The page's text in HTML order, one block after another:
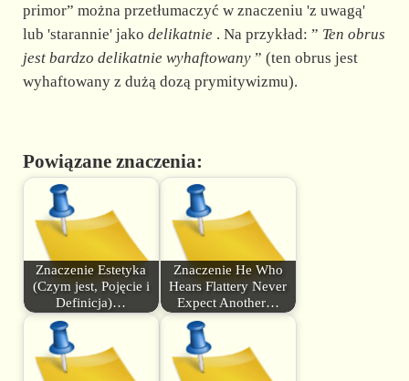
primor” można przetłumaczyć w znaczeniu 'z uwagą'
lub 'starannie' jako delikatnie . Na przykład: ” Ten obrus
jest bardzo delikatnie wyhaftowany” (ten obrus jest
wyhaftowany z dużą dozą prymitywizmu).
Powiązane znaczenia:
Znaczenie Estetyka
(Czym jest, Pojęcie i
Definicja)…
Znaczenie He Who
Hears Flattery Never
Expect Another…